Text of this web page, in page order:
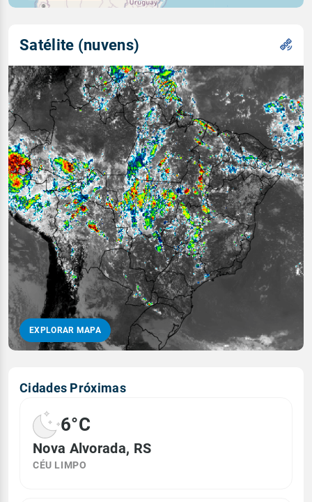
Satélite (nuvens)
EXPLORAR MAPA
Cidades Próximas
6°C
Nova Alvorada, RS
CÉU LIMPO